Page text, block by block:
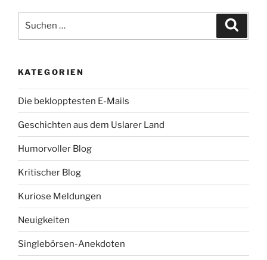
o
o
k
e
nach:
KATEGORIEN
Die beklopptesten E-Mails
Geschichten aus dem Uslarer Land
Humorvoller Blog
Kritischer Blog
Kuriose Meldungen
Neuigkeiten
Singlebörsen-Anekdoten